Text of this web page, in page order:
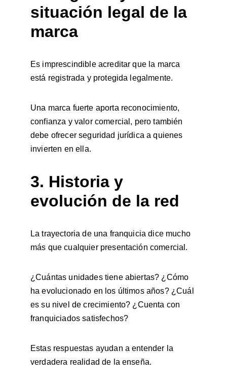
situación legal de la
marca
Es imprescindible acreditar que la marca
está registrada y protegida legalmente.
Una marca fuerte aporta reconocimiento,
confianza y valor comercial, pero también
debe ofrecer seguridad jurídica a quienes
invierten en ella.
3. Historia y
evolución de la red
La trayectoria de una franquicia dice mucho
más que cualquier presentación comercial.
¿Cuántas unidades tiene abiertas? ¿Cómo
ha evolucionado en los últimos años? ¿Cuál
es su nivel de crecimiento? ¿Cuenta con
franquiciados satisfechos?
Estas respuestas ayudan a entender la
verdadera realidad de la enseña.